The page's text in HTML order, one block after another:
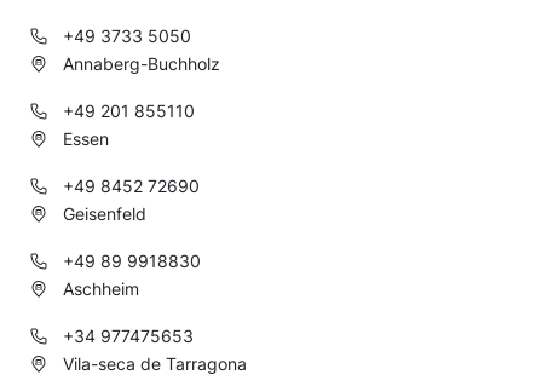
+49 3733 5050
Annaberg-Buchholz
+49 201 855110
Essen
+49 8452 72690
Geisenfeld
+49 89 9918830
Aschheim
+34 977475653
Vila-seca de Tarragona